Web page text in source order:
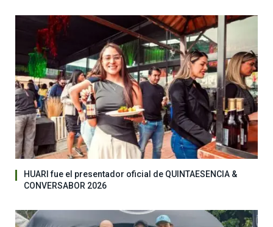
HUARI fue el presentador oficial de QUINTAESENCIA &
CONVERSABOR 2026